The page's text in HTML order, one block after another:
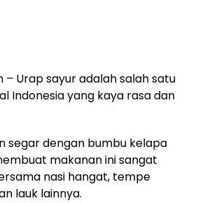
– Urap sayur adalah salah satu
Indonesia yang kaya rasa dan
segar dengan bumbu kelapa
makanan ini sangat
nasi hangat, tempe
lauk lainnya.